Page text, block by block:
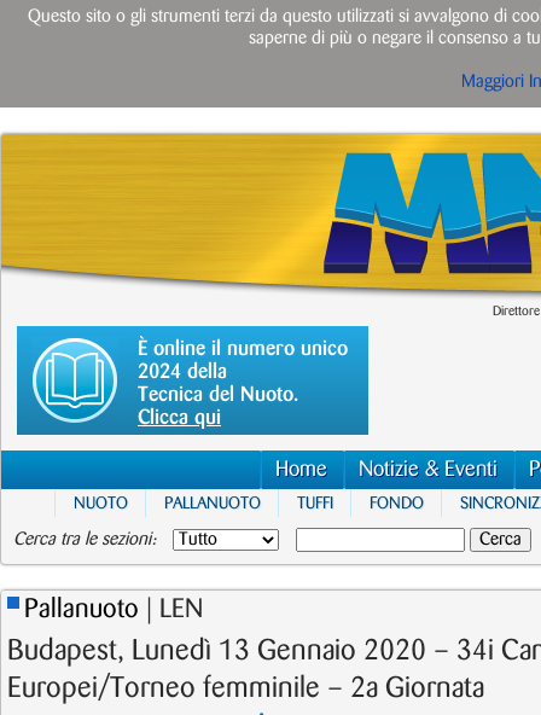
È online il numero unico
2024 della
Tecnica del Nuoto.
Clicca qui
Home Notizie & Eventi
NUOTO PALLANUOTO TUFFI FONDO
Cerca tra le sezioni:
Pallanuoto | LEN
Budapest, Lunedì 13 Gennaio 2020 – 34i
Europei/Torneo femminile – 2a Giornata
Questo sito o gli strumenti terzi da questo utilizzati si avvalgono di
saperne di più o negare il consenso a
Maggiori